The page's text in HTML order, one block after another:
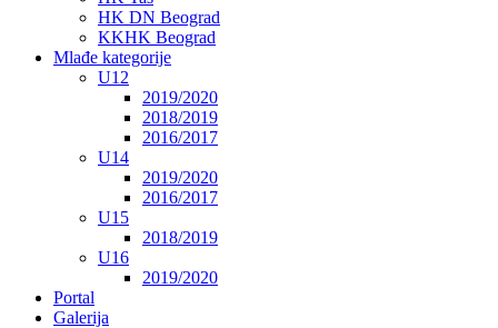
HK DN Beograd
KKHK Beograd
Mlađe kategorije
U12
2019/2020
2018/2019
2016/2017
U14
2019/2020
2016/2017
U15
2018/2019
U16
2019/2020
Portal
Galerija